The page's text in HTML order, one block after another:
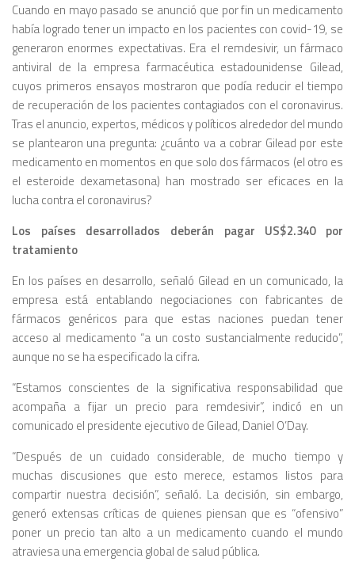
Cuando en mayo pasado se anunció que por fin un medicamento
había logrado tener un impacto en los pacientes con covid-19, se
generaron enormes expectativas. Era el remdesivir, un fármaco
antiviral de la empresa farmacéutica estadounidense Gilead,
cuyos primeros ensayos mostraron que podía reducir el tiempo
de recuperación de los pacientes contagiados con el coronavirus.
Tras el anuncio, expertos, médicos y políticos alrededor del mundo
se plantearon una pregunta: ¿cuánto va a cobrar Gilead por este
medicamento en momentos en que solo dos fármacos (el otro es
el esteroide dexametasona) han mostrado ser eficaces en la
lucha contra el coronavirus?
Los países desarrollados deberán pagar US$2.340 por
tratamiento
En los países en desarrollo, señaló Gilead en un comunicado, la
empresa está entablando negociaciones con fabricantes de
fármacos genéricos para que estas naciones puedan tener
acceso al medicamento “a un costo sustancialmente reducido”,
aunque no se ha especificado la cifra.
“Estamos conscientes de la significativa responsabilidad que
acompaña a fijar un precio para remdesivir”, indicó en un
comunicado el presidente ejecutivo de Gilead, Daniel O’Day.
“Después de un cuidado considerable, de mucho tiempo y
muchas discusiones que esto merece, estamos listos para
compartir nuestra decisión”, señaló. La decisión, sin embargo,
generó extensas críticas de quienes piensan que es “ofensivo”
poner un precio tan alto a un medicamento cuando el mundo
atraviesa una emergencia global de salud pública.